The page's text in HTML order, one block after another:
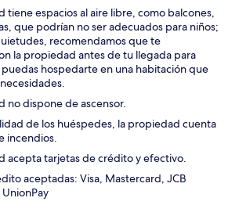
tiene espacios al aire libre, como balcones,
que podrían no ser adecuados para niños;
recomendamos que te
la propiedad antes de tu llegada para
hospedarte en una habitación que
no dispone de ascensor.
de los huéspedes, la propiedad cuenta
incendios.
acepta tarjetas de crédito y efectivo.
aceptadas: Visa, Mastercard, JCB